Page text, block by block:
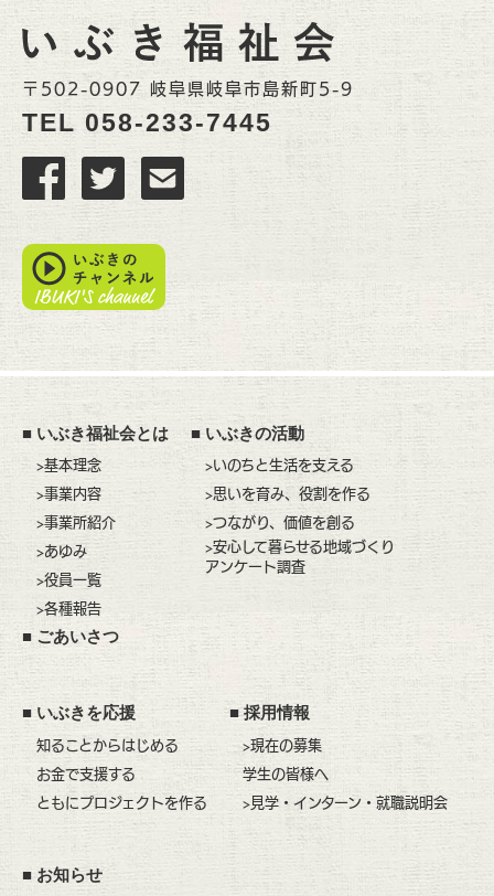
〒502-0907 岐阜県岐阜市島新町5-9
TEL 058-233-7445
■ いぶき福祉会とは
>基本理念
>事業内容
>事業所紹介
>あゆみ
>役員一覧
>各種報告
■ごあいさつ
■いぶきの活動
>いのちと生活を支える
>思いを育み、役割を作る
>つながり、価値を創る
>安心して暮らせる地域づくり
アンケート調査
■いぶきを応援
知ることからはじめる
お金で支援する
ともにプロジェクトを作る
■採用情報
>現在の募集
学生の皆様へ
>見学・インターン・就職説明会
■ お知らせ